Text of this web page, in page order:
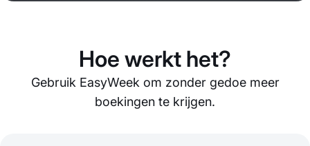
Hoe werkt het?
Gebruik EasyWeek om zonder gedoe meer
boekingen te krijgen.